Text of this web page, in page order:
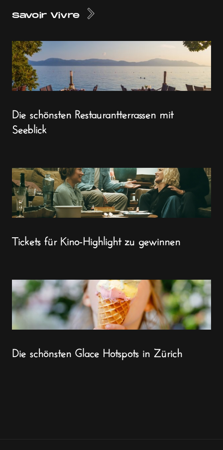
Savoir Vivre
Die schönsten Restaurantterrassen mit
Seeblick
Tickets für Kino-Highlight zu gewinnen
Die schönsten Glace Hotspots in Zürich